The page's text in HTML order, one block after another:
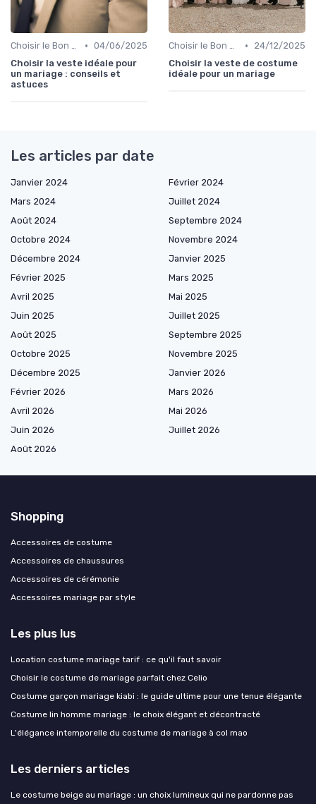
Choisir le Bon Costume • 04/06/2025
Choisir la veste idéale pour
un mariage : conseils et
astuces
Choisir le Bon Costume •
24/12/2025
Choisir la veste de costume
idéale pour un mariage
Les articles par date
Janvier 2024
Février 2024
Mars 2024
Juillet 2024
Août 2024
Septembre 2024
Octobre 2024
Novembre 2024
Décembre 2024
Janvier 2025
Février 2025
Mars 2025
Avril 2025
Mai 2025
Juin 2025
Juillet 2025
Août 2025
Septembre 2025
Octobre 2025
Novembre 2025
Décembre 2025
Janvier 2026
Février 2026
Mars 2026
Avril 2026
Mai 2026
Juin 2026
Juillet 2026
Août 2026
Shopping
Accessoires de costume
Accessoires de chaussures
Accessoires de cérémonie
Accessoires mariage par style
Les plus lus
Location costume mariage tarif : ce qu'il faut savoir
Choisir le costume de mariage parfait chez Celio
Costume garçon mariage kiabi : le guide ultime pour une tenue élégante
Costume lin homme mariage : le choix élégant et décontracté
L'élégance intemporelle du costume de mariage à col mao
Les derniers articles
Le costume beige au mariage : un choix lumineux qui ne pardonne pas